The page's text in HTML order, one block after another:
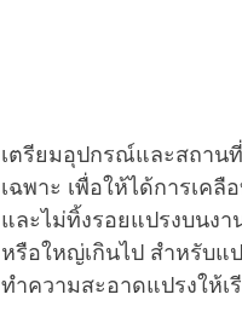
เตรียมอุปกรณ์และสถาน
เฉพาะ เพื่อให้ได้การเค
และไม่ทิ้งรอยแปรงบนง
หรือใหญ่เกินไป สำหรับแ
ทำความสะอาดแปรงให้